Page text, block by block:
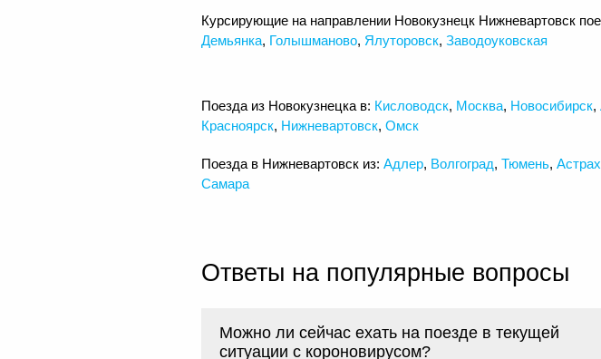
Курсирующие на направлении Новокузнецк Нижневартовск
Демьянка, Голышманово, Ялуторовск, Заводоуковская
Поезда из Новокузнецка в: Кисловодск, Москва, Новосибирск,
Красноярск, Нижневартовск, Омск
Поезда в Нижневартовск из: Адлер, Волгоград, Тюмень,
Самара
Ответы на популярные вопросы
Можно ли сейчас ехать на поезде в текущей
ситуации с короновирусом?